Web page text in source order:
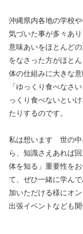
沖縄県内各地の学校
気づいた事が多々あ
意味あいをほとんど
をなさった方がほと
体の仕組みに大きな
「ゆっくり食べなさ
っくり食べないとい
たりするのです。
私は想います 世の中
ら、知識さえあれば
体を知る」重要性を
て、ぜひ一緒に学ん
加いただける様にオン
出張イベントなども